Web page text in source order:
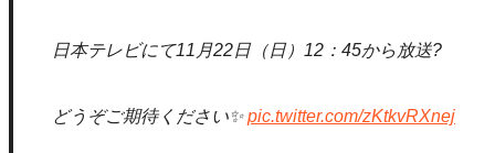
日本テレビにて11月22日（日）12：45から放送?
どうぞご期待ください✨pic.twitter.com/zKtkvRXnej